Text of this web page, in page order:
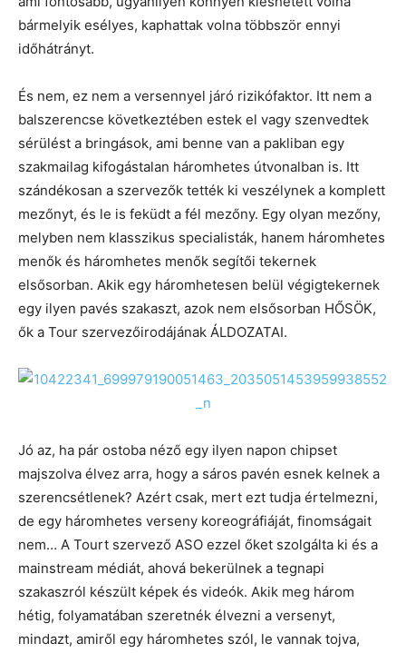
bármelyik esélyes, kaphattak volna többször ennyi
időhátrányt.
És nem, ez nem a versennyel járó rizikófaktor. Itt nem a
balszerencse következtében estek el vagy szenvedtek
sérülést a bringások, ami benne van a pakliban egy
szakmailag kifogástalan háromhetes útvonalban is. Itt
szándékosan a szervezők tették ki veszélynek a komplett
mezőnyt, és le is feküdt a fél mezőny. Egy olyan mezőny,
melyben nem klasszikus specialisták, hanem háromhetes
menők és háromhetes menők segítői tekernek
elsősorban. Akik egy háromhetesen belül végigtekernek
egy ilyen pavés szakaszt, azok nem elsősorban HŐSÖK,
ők a Tour szervezőirodájának ÁLDOZATAI.
Jó az, ha pár ostoba néző egy ilyen napon chipset
majszolva élvez arra, hogy a sáros pavén esnek kelnek a
szerencsétlenek? Azért csak, mert ezt tudja értelmezni,
de egy háromhetes verseny koreográfiáját, finomságait
nem… A Tourt szervező ASO ezzel őket szolgálta ki és a
mainstream médiát, ahová bekerülnek a tegnapi
szakaszról készült képek és videók. Akik meg három
hétig, folyamatában szeretnék élvezni a versenyt,
mindazt, amiről egy háromhetes szól, le vannak tojva,